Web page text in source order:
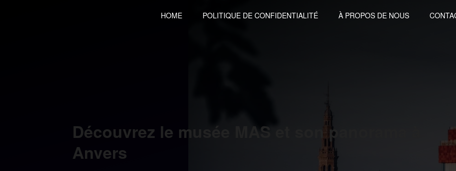
HOME POLITIQUE DE CONFIDENTIALITÉ À PROPOS DE NOUS
Découvrez le musée MAS et son panorama à
Anvers